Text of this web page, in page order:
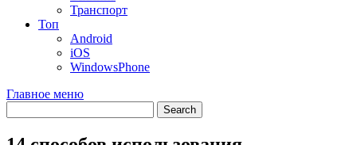
Транспорт
Топ
Android
iOS
WindowsPhone
Главное меню